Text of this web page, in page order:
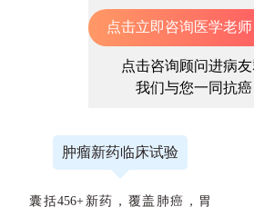
点击立即咨询医学老师
点击咨询顾问进病
我们与您一同抗癌
肿瘤新药临床试验
囊括456+新药，覆盖肺癌，胃